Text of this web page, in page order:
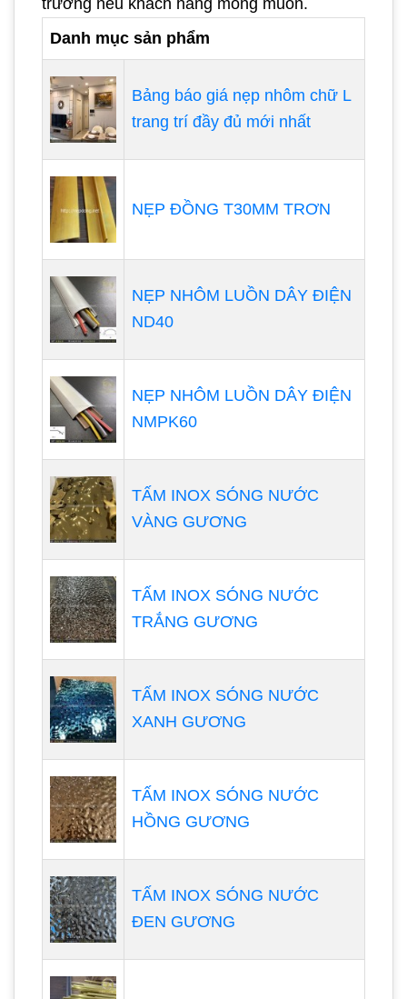
trường nếu khách hàng mong muốn.
Danh mục sản phẩm
Bảng báo giá nẹp nhôm chữ L
trang trí đầy đủ mới nhất
NẸP ĐỒNG T30MM TRƠN
NẸP NHÔM LUỒN DÂY ĐIỆN
ND40
NẸP NHÔM LUỒN DÂY ĐIỆN
NMPK60
TẤM INOX SÓNG NƯỚC
VÀNG GƯƠNG
TẤM INOX SÓNG NƯỚC
TRẮNG GƯƠNG
TẤM INOX SÓNG NƯỚC
XANH GƯƠNG
TẤM INOX SÓNG NƯỚC
HỒNG GƯƠNG
TẤM INOX SÓNG NƯỚC
ĐEN GƯƠNG